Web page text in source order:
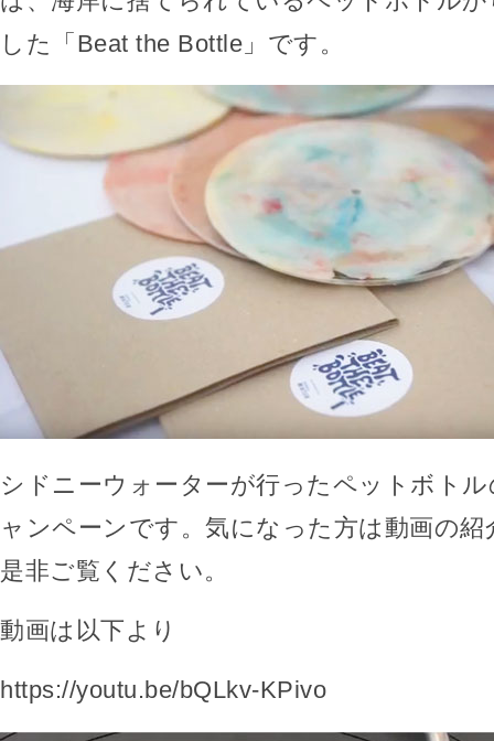
した「Beat the Bottle」です。
シドニーウォーターが行ったペットボト
ャンペーンです。気になった方は動画の
是非ご覧ください。
動画は以下より
https://youtu.be/bQLkv-KPivo